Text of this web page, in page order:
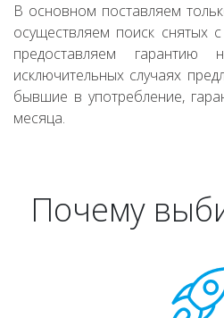
В основном поставляем
осуществляем поиск снятых
предоставляем
исключительных случаях
бывшие в употребление,
месяца.
Почему